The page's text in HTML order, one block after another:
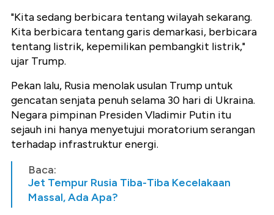
"Kita sedang berbicara tentang wilayah sekarang.
Kita berbicara tentang garis demarkasi, berbicara
tentang listrik, kepemilikan pembangkit listrik,"
ujar Trump.
Pekan lalu, Rusia menolak usulan Trump untuk
gencatan senjata penuh selama 30 hari di Ukraina.
Negara pimpinan Presiden Vladimir Putin itu
sejauh ini hanya menyetujui moratorium serangan
terhadap infrastruktur energi.
Baca:
Jet Tempur Rusia Tiba-Tiba Kecelakaan
Massal, Ada Apa?